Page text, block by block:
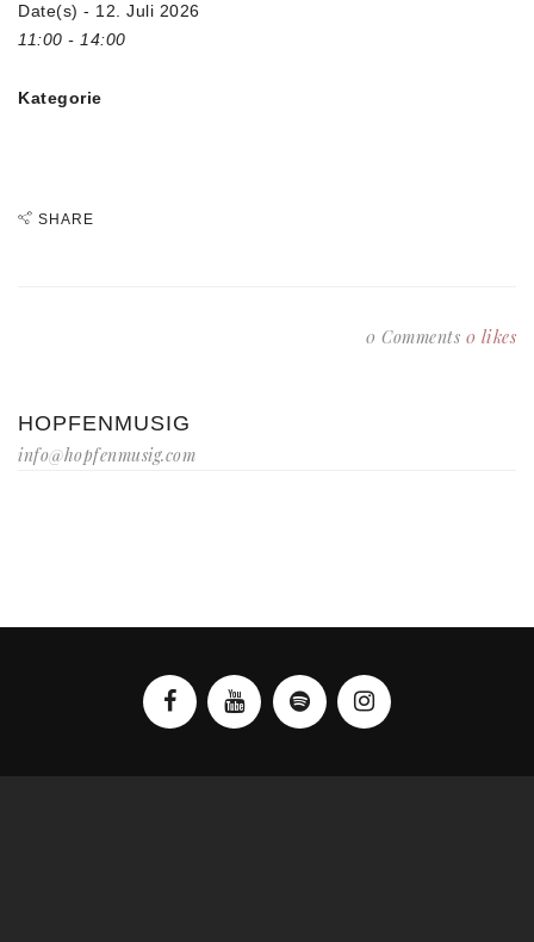
Date(s) - 12. Juli 2026
11:00 - 14:00
Kategorie
SHARE
HOPFENMUSIG
info@hopfenmusig.com
0 Comments 0 likes